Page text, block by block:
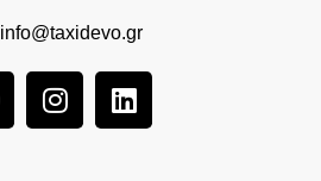
info@taxidevo.gr